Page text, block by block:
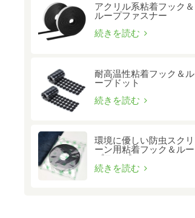
アクリル系粘着フック＆
ループファスナー
続きを読む
耐高温性粘着フック＆ル
ープドット
続きを読む
環境に優しい防虫スクリ
ーン用粘着フック＆ルー
プテープ
続きを読む